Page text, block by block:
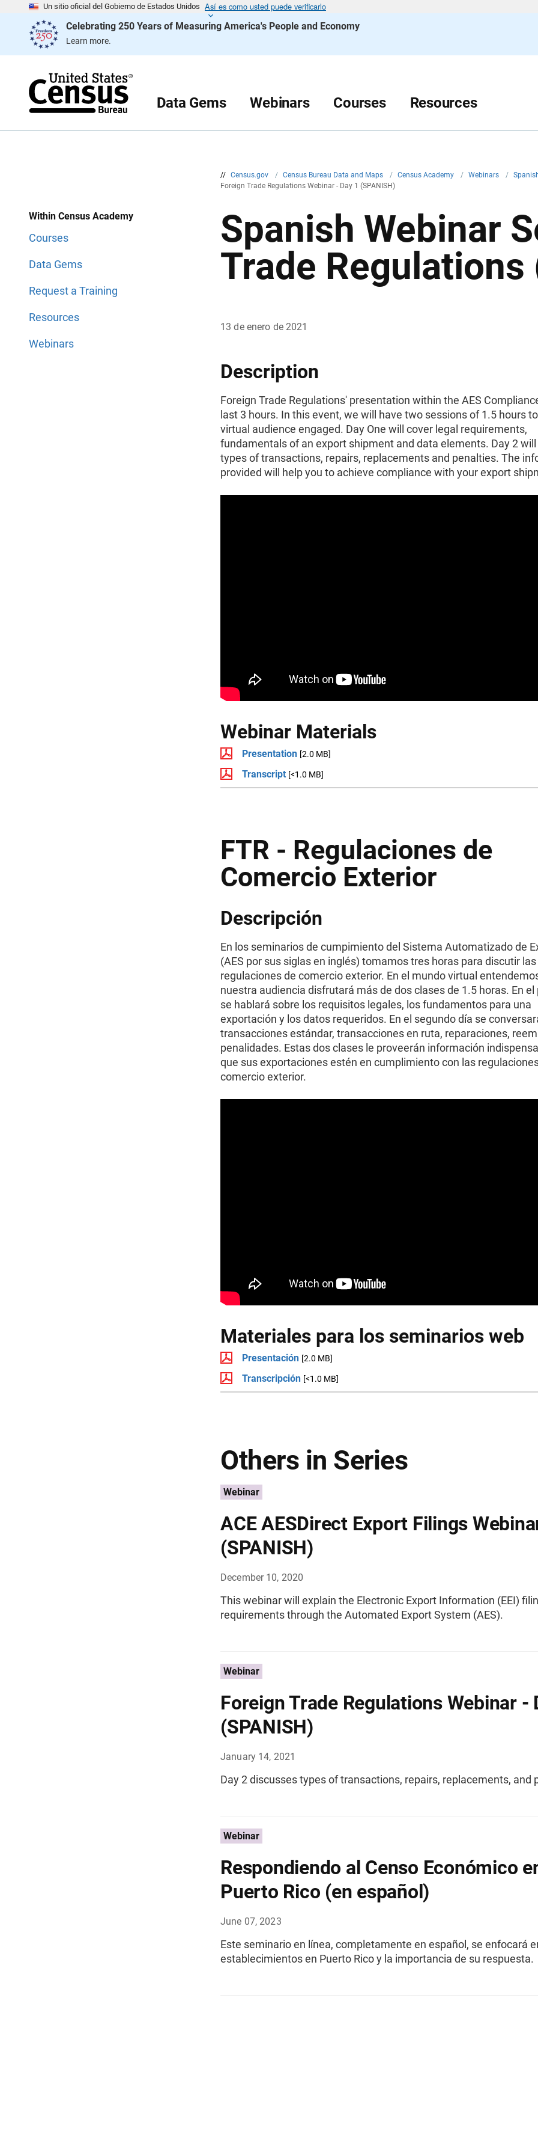
Un sitio oficial del Gobierno de Estados Unidos Así es como usted puede verificarlo
Celebrating 250 Years of Measuring America's People and Economy
Learn more.
r
a
Data Gems Webinars Courses Resources
// Census.gov / Census Bureau Data and Maps / Census Academy / Webinars /
Foreign Trade Regulations Webinar - Day 1 (SPANISH)
r
i
Within Census Academy
Courses
Data Gems
Request a Training
Resources
Webinars
Spanish Webinar
Trade Regulations
13 de enero de 2021
Description
Foreign Trade Regulations' presentation within the AES
last 3 hours. In this event, we will have two sessions of 1.5 hours
virtual audience engaged. Day One will cover legal requirements,
fundamentals of an export shipment and data elements. Day 2
types of transactions, repairs, replacements and penalties. The
provided will help you to achieve compliance with your export
Webinar Materials
Presentation [2.0 MB]
Transcript [<1.0 MB]
FTR - Regulaciones de
Comercio Exterior
Descripción
En los seminarios de cumpimiento del Sistema Automatizado de
(AES por sus siglas en inglés) tomamos tres horas para discutir las
regulaciones de comercio exterior. En el mundo virtual
nuestra audiencia disfrutará más de dos clases de 1.5 horas. En el
se hablará sobre los requisitos legales, los fundamentos para una
exportación y los datos requeridos. En el segundo día se
transacciones estándar, transacciones en ruta, reparaciones,
penalidades. Estas dos clases le proveerán información
que sus exportaciones estén en cumplimiento con las
comercio exterior.
Materiales para los seminarios web
Presentación [2.0 MB]
Transcripción [<1.0 MB]
Others in Series
Webinar
ACE AESDirect Export Filings
(SPANISH)
December 10, 2020
This webinar will explain the Electronic Export Information (EEI)
requirements through the Automated Export System (AES).
Webinar
Foreign Trade Regulations Webinar -
(SPANISH)
January 14, 2021
Day 2 discusses types of transactions, repairs, replacements, and
Webinar
Respondiendo al Censo Económico
Puerto Rico (en español)
June 07, 2023
Este seminario en línea, completamente en español, se enfocará
establecimientos en Puerto Rico y la importancia de su respuesta.